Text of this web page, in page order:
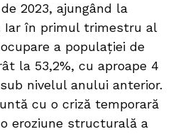
2023, ajungând la
Iar în primul trimestru al
a populației de
la 53,2%, cu aproape 4
nivelul anului anterior.
cu o criză temporară
eroziune structurală a